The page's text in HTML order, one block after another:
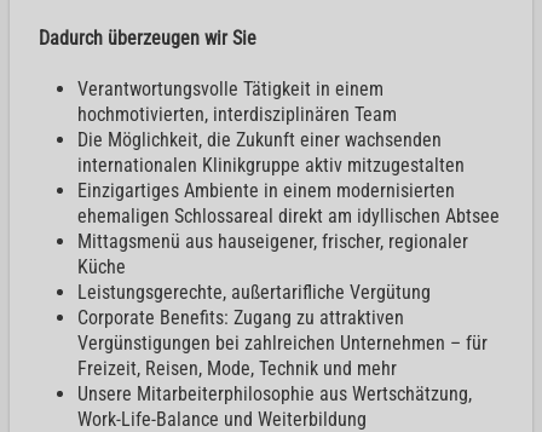
Dadurch überzeugen wir Sie
Verantwortungsvolle Tätigkeit in einem
hochmotivierten, interdisziplinären Team
Die Möglichkeit, die Zukunft einer wachsenden
internationalen Klinikgruppe aktiv mitzugestalten
Einzigartiges Ambiente in einem modernisierten
ehemaligen Schlossareal direkt am idyllischen Abtsee
Mittagsmenü aus hauseigener, frischer, regionaler
Küche
Leistungsgerechte, außertarifliche Vergütung
Corporate Benefits: Zugang zu attraktiven
Vergünstigungen bei zahlreichen Unternehmen – für
Freizeit, Reisen, Mode, Technik und mehr
Unsere Mitarbeiterphilosophie aus Wertschätzung,
Work-Life-Balance und Weiterbildung